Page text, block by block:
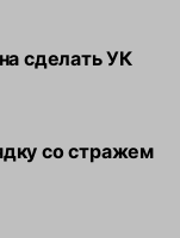
сделать УК
со стражем